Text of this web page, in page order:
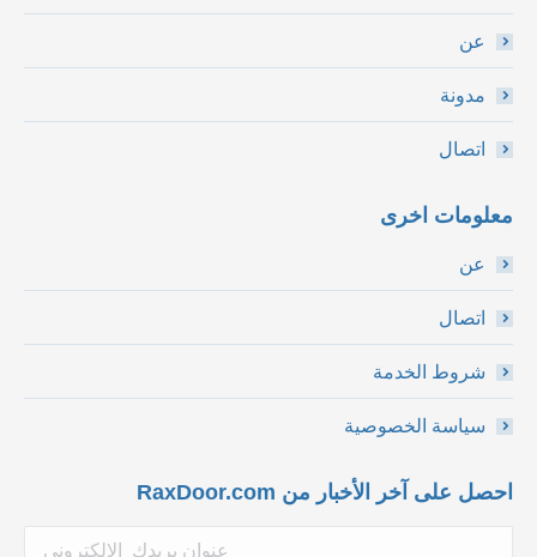
عن
مدونة
اتصال
معلومات اخرى
عن
اتصال
شروط الخدمة
سياسة الخصوصية
احصل على آخر الأخبار من RaxDoor.com